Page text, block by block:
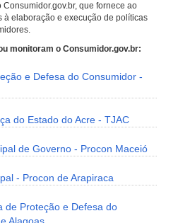
que fornece ao
à elaboração e execução de políticas
monitoram o Consumidor.gov.br:
e Defesa do Consumidor -
do Estado do Acre - TJAC
de Governo - Procon Maceió
- Procon de Arapiraca
de Proteção e Defesa do